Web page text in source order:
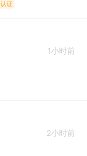
认证
1小时前
2小时前